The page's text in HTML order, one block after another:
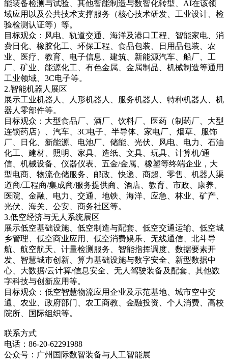
能装备检测与试验、其他智能制造与数智化转型、AI在该领
域应用以及公共技术支撑服务（核心技术研发、工业设计、检
验检测认证等）等。
目标观众：风电、轨道交通、海洋及港口工程、智能家电、消
费日化、橡胶化工、环保工程、食品包装、日用品包装、农
业、医疗、教育、电子信息、建筑、新能源汽车、船厂、工
厂、矿业、能源化工、有色金属、金属制品、机械制造等通用
工业领域、3C电子等。
2.智能机器人展区
展示工业机器人、人形机器人、服务机器人、特种机器人、机
器人零部件等。
目标观众：大型食品厂、酒厂、饮料厂、医药（制药厂、大型
连锁药店）、汽车、3C电子、半导体、家电厂、烟草、服饰
厂、日化、新能源、电池厂、储能、光伏、风电、电力、石油
化工、建材、照明、家具、造纸、文具、玩具、计算机/通
信、机械设备、仪器仪表、五金/金属、橡塑等终端企业，大
型电商、物流仓储服务、邮政、快递、商超、零售、机器人渠
道商/工程商/集成商/服务提供商、酒店、教育、市政、康养、
医院、金融、电力、交通、地铁、海洋、应急、林业、矿产、
光伏、海关、公安、商务社区等。
3.低空经济与无人系统展区
展示低空基础设施、低空制造与配套、低空交通运输、低空城
乡管理、低空商业应用、低空消费娱乐、无线通信、北斗导
航、航空航天、计量检测服务、智能指挥调度、数据要素开
发、智慧城市创新、算力基础设施与数字安全、新型数据中
心、大数据/云计算/信息安全、无人驾驶装备及配套、其他数
字科技与创新应用等。
目标观众：低空智慧物流应用企业及示范基地、城市空中交
通、农业、政府部门、农工商教、金融投资、个人消费、高校
院所、国际组织等。
联系方式
电话：86-20-62291988
公众号：广州国际数智装备与人工智能展